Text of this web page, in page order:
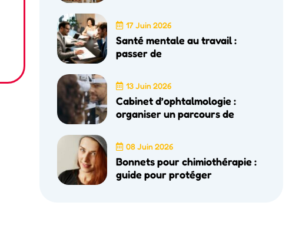
17 Juin 2026
Santé mentale au travail :
passer de
13 Juin 2026
Cabinet d’ophtalmologie :
organiser un parcours de
08 Juin 2026
Bonnets pour chimiothérapie :
guide pour protéger